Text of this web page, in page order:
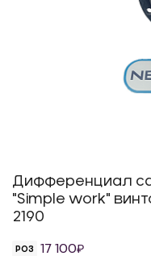
Дифференциал
"Simple work"
2190
РОЗ 17 100